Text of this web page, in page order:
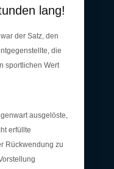
lang!
der Satz, den
die
sportlichen Wert
ausgelöste,
erfüllte
Rückwendung zu